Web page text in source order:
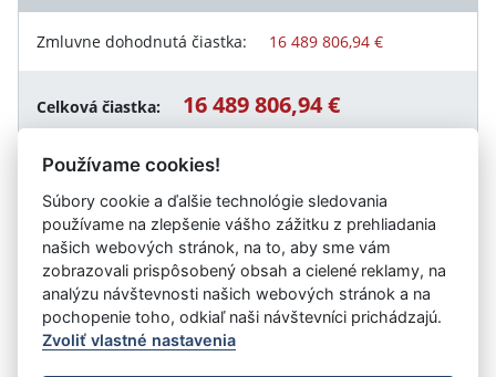
Zmluvne dohodnutá čiastka: 16 489 806,94 €
Celková čiastka: 16 489 806,94 €
Návrat späť
Vystavil:Ministerstvo dopravy Slovenskej republiky
Používame cookies!
Súbory cookie a ďalšie technológie sledovania
používame na zlepšenie vášho zážitku z prehliadania
našich webových stránok, na to, aby sme vám
zobrazovali prispôsobený obsah a cielené reklamy, na
analýzu návštevnosti našich webových stránok a na
pochopenie toho, odkiaľ naši návštevníci prichádzajú.
Zvoliť vlastné nastavenia